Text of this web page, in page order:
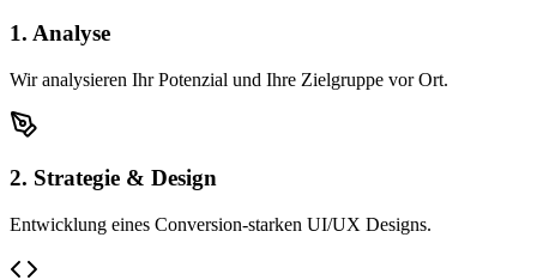
1. Analyse
Wir analysieren Ihr Potenzial und Ihre Zielgruppe vor Ort.
2. Strategie & Design
Entwicklung eines Conversion-starken UI/UX Designs.